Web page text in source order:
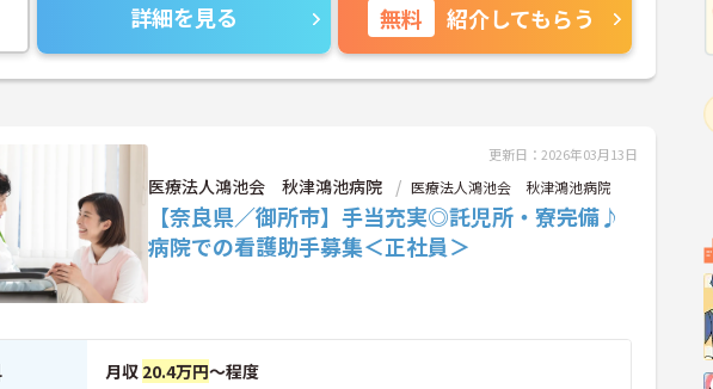
詳細を見る 無料 紹介してもらう
更新日：2026年03月13日
医療法人鴻池会 秋津鴻池病院 医療法人鴻池会 秋津鴻池病院
【奈良県／御所市】手当充実◎託児所・寮完備♪
病院での看護助手募集＜正社員＞
月収 20.4万円～程度